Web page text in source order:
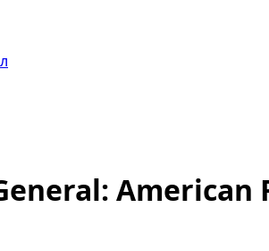
American